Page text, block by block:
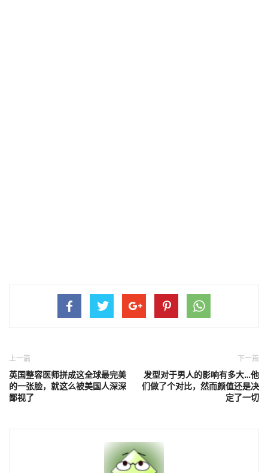
上一篇
英国整容医师拼成这全球最完美
的一张脸，就这么被美国人深深
鄙视了
下一篇
发型对于男人的影响有多大…他
们做了个对比，然而颜值还是决
定了一切